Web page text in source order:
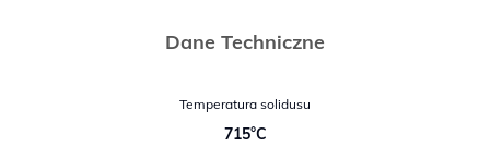
Dane Techniczne
Temperatura solidusu
715°C